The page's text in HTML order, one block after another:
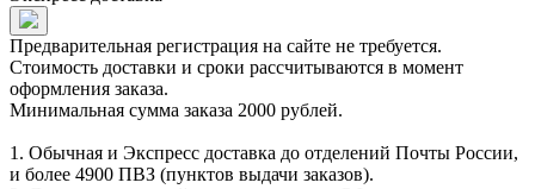
Предварительная регистрация на сайте не требуется.
Стоимость доставки и сроки рассчитываются в момент
оформления заказа.
Минимальная сумма заказа 2000 рублей.
1. Обычная и Экспресс доставка до отделений Почты России,
и более 4900 ПВЗ (пунктов выдачи заказов).